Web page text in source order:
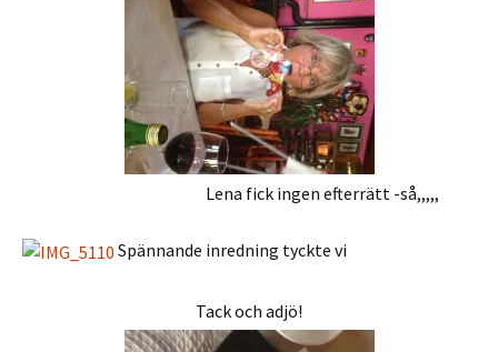
Lena fick ingen efterrätt -så,,,,,
Spännande inredning tyckte vi
Tack och adjö!